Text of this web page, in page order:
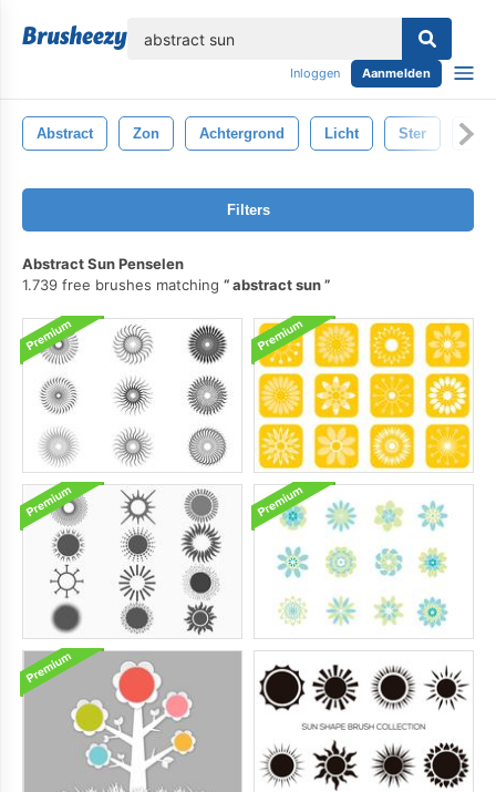
Inloggen Aanmelden
Abstract Zon Achtergrond Licht Ster
Filters
Abstract Sun Penselen
1.739 free brushes matching
abstract sun